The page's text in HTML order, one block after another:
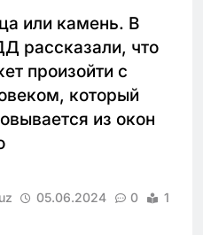
или камень. В
рассказали, что
произойти с
который
из окон
05.06.2024 0
1